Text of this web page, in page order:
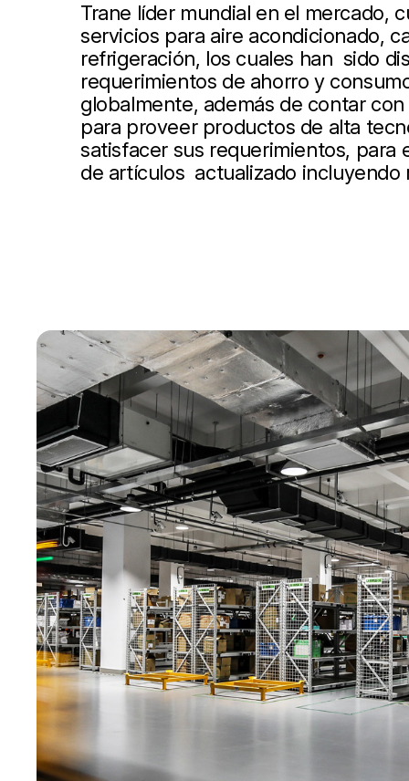
Trane líder mundial en el mercado,
servicios para aire acondicionado,
refrigeración, los cuales han sido
requerimientos de ahorro y
globalmente, además de contar
para proveer productos de alta
satisfacer sus requerimientos, para
de artículos actualizado incluyendo